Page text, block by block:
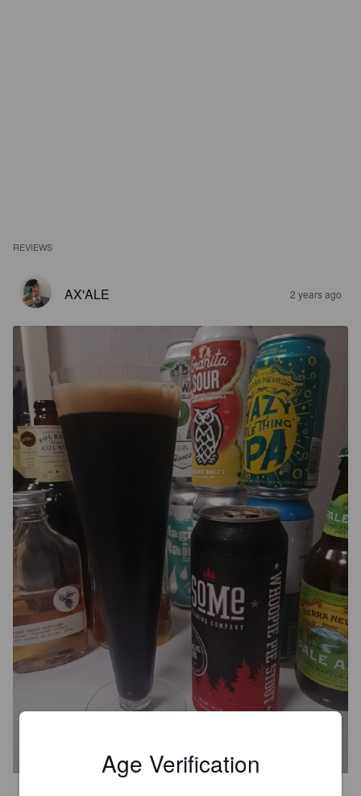
REVIEWS
AX'ALE 2 years ago
Age Verification